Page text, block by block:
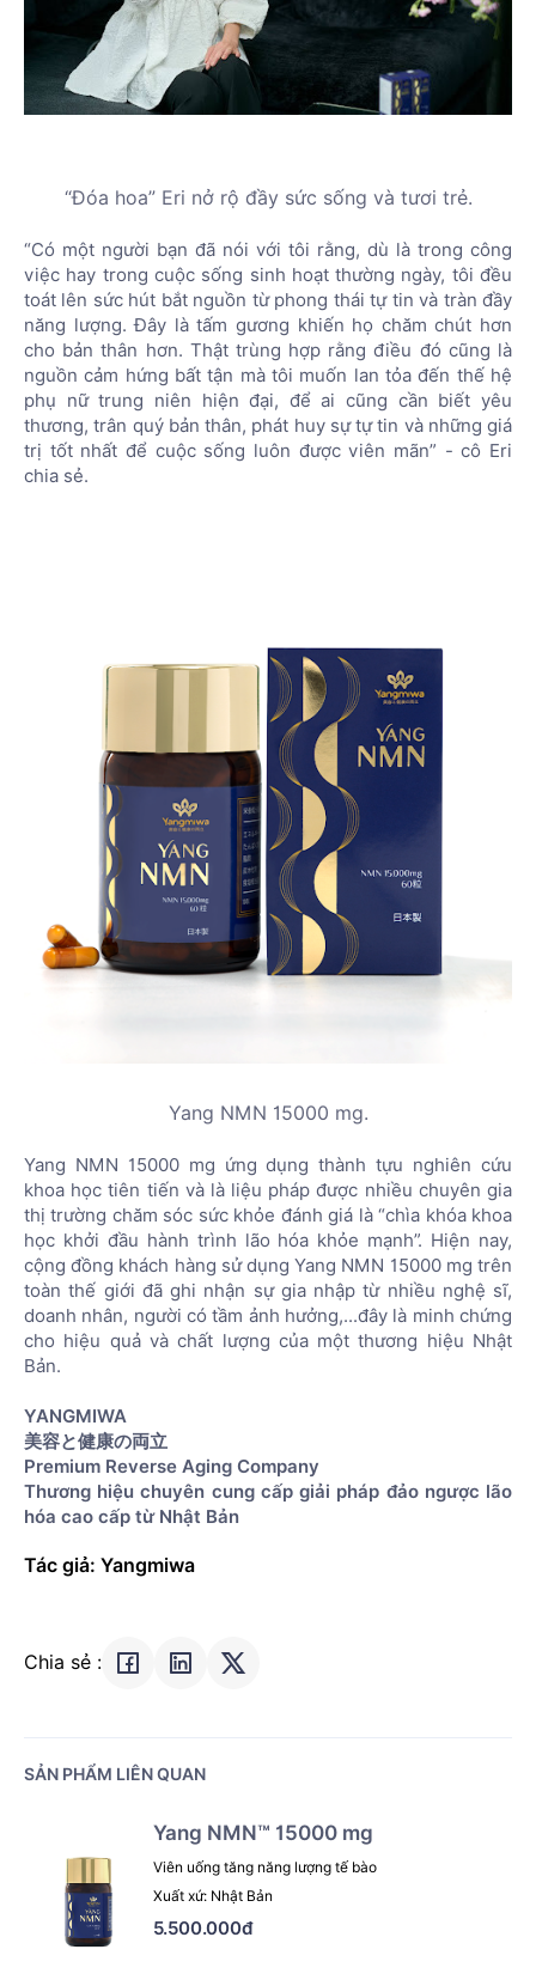
“Đóa hoa” Eri nở rộ đầy sức sống và tươi trẻ.
“Có một người bạn đã nói với tôi rằng, dù là trong công
việc hay trong cuộc sống sinh hoạt thường ngày, tôi đều
toát lên sức hút bắt nguồn từ phong thái tự tin và tràn đầy
năng lượng. Đây là tấm gương khiến họ chăm chút hơn
cho bản thân hơn. Thật trùng hợp rằng điều đó cũng là
nguồn cảm hứng bất tận mà tôi muốn lan tỏa đến thế hệ
phụ nữ trung niên hiện đại, để ai cũng cần biết yêu
thương, trân quý bản thân, phát huy sự tự tin và những giá
trị tốt nhất để cuộc sống luôn được viên mãn” - cô Eri
chia sẻ.
Yang NMN 15000 mg.
Yang NMN 15000 mg ứng dụng thành tựu nghiên cứu
khoa học tiên tiến và là liệu pháp được nhiều chuyên gia
thị trường chăm sóc sức khỏe đánh giá là “chìa khóa khoa
học khởi đầu hành trình lão hóa khỏe mạnh”. Hiện nay,
cộng đồng khách hàng sử dụng Yang NMN 15000 mg trên
toàn thế giới đã ghi nhận sự gia nhập từ nhiều nghệ sĩ,
doanh nhân, người có tầm ảnh hưởng,...đây là minh chứng
cho hiệu quả và chất lượng của một thương hiệu Nhật
Bản.
YANGMIWA
美容と健康の両立
Premium Reverse Aging Company
Thương hiệu chuyên cung cấp giải pháp đảo ngược lão
hóa cao cấp từ Nhật Bản
Tác giả: Yangmiwa
Chia sẻ :
SẢN PHẨM LIÊN QUAN
Yang NMN™ 15000 mg
Viên uống tăng năng lượng tế bào
Xuất xứ: Nhật Bản
5.500.000đ